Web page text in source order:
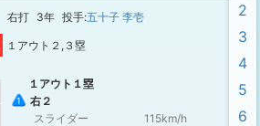
右打 3年 投手:五十子 李壱
１アウト２,３塁
１アウト１塁
1
右２
スライダー
115km/h
2
3
4
5
6